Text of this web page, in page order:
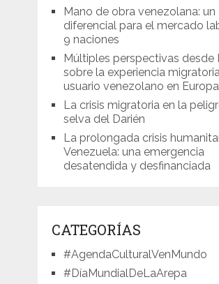
Mano de obra venezolana: un
diferencial para el mercado
9 naciones
Múltiples perspectivas desde
sobre la experiencia
usuario venezolano en Europa
La crisis migratoria en la
selva del Darién
La prolongada crisis
Venezuela: una emergencia
desatendida y desfinanciada
CATEGORÍAS
#AgendaCulturalVenMundo
#DíaMundialDeLaArepa